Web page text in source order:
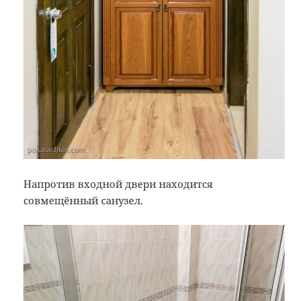
Напротив входной двери находится
совмещённый санузел.